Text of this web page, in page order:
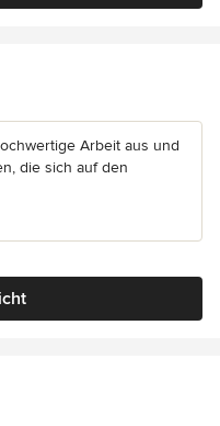
Arbeit aus und
die sich auf den